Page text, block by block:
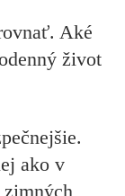
Aké
život
ako v